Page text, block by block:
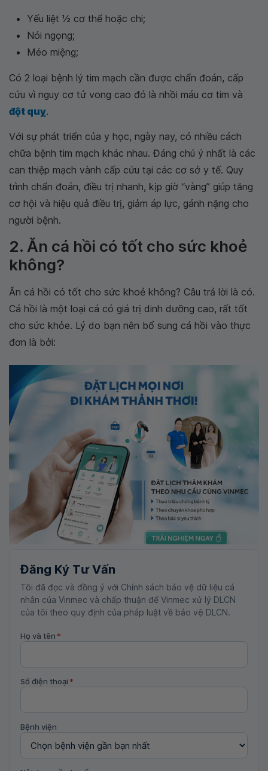
Yếu liệt 1⁄2 cơ thể hoặc chi;
Nói ngọng;
Méo miệng;
Có 2 loại bệnh lý tim mạch cần được chẩn đoán, cấp
cứu vì nguy cơ tử vong cao đó là nhồi máu cơ tim và
đột quỵ.
Với sự phát triển của y học, ngày nay, có nhiều cách
chữa bệnh tim mạch khác nhau. Đáng chú ý nhất là các
can thiệp mạch vành cấp cứu tại các cơ sở y tế. Quy
trình chẩn đoán, điều trị nhanh, kịp giờ “vàng” giúp tăng
cơ hội và hiệu quả điều trị, giảm áp lực, gánh nặng cho
người bệnh.
2. Ăn cá hồi có tốt cho sức khoẻ
không?
Ăn cá hồi có tốt cho sức khoẻ không? Câu trả lời là có.
Cá hồi là một loại cá có giá trị dinh dưỡng cao, rất tốt
cho sức khỏe. Lý do bạn nên bổ sung cá hồi vào thực
đơn là bởi:
Đăng Ký Tư Vấn
Tôi đã đọc và đồng ý với Chính sách bảo vệ dữ liệu cá
nhân của Vinmec và chấp thuận để Vinmec xử lý DLCN
của tôi theo quy định của pháp luật về bảo vệ DLCN.
Họ và tên *
Số điện thoại *
Bệnh viện